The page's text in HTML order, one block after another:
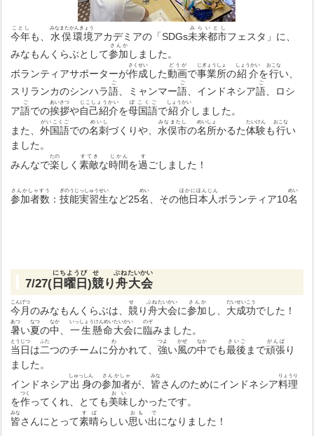
今年
ことし
も、 水俣環境
みなまたかんきょう
アカデミアの「SDGs未来都市
みらいとし
フェスタ」に、
みなもんくらぶとして参加
さんか
しました。
ボランティアサポーターが作成
さくせい
した動画
どうが
で事業所
じぎょうしょ
の紹介
しょうかい
を行
おこな
い、
スリランカのシンハラ語
ご
、ミャンマー語
ご
、インドネシア語
ご
、ロシ
ア語
ご
での挨拶
あいさつ
や自己紹介
じこしょうかい
を母国語
ぼこくご
で紹介
しょうかい
しました。
また、外国語
がいこくご
での名刺
めいし
づくりや、水俣市
みなまたし
の名所
めいしょ
かるた体験
たいけん
も行
おこな
い
ました。
みんなで楽
たの
しく素敵
すてき
な時間
じかん
を過
す
ごしました！
参加者数
さんかしゃすう
：技能実習生
ぎのうじっしゅうせい
など25名
めい
、その他日本人
ほかにほんじん
ボランティア10名
めい
7/27( 日曜日
にちようび
)競り舟
せ ぶね
大会
たいかい
今月
こんげつ
のみなもんくらぶは、競り舟
せ ぶね
大会
たいかい
に参加
さんか
し、 大成功
だいせいこう
でした！
暑
あつ
い夏
なつ
の中
なか
、 一生懸命
いっしょうけんめい
大会
たいかい
に臨
のぞ
みました。
当日
とうじつ
は二
ふた
つのチームに分
わ
かれて、強
つよ
い風
かぜ
の中
なか
でも最後
さいご
まで頑張
がんば
り
ました。
インドネシア出身
しゅっしん
の参加者
さんかしゃ
が、 皆
みな
さんのためにインドネシア料理
りょうり
を作
つく
ってくれ、とても美味
おい
しかったです。
皆
みな
さんにとって素晴
すば
らしい思い出
おも で
になりました！